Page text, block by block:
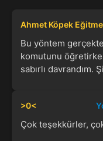
Ahmet Köpek
Bu yöntem
komutunu
sabırlı davrandım.
>0<
Çok teşekkürler,